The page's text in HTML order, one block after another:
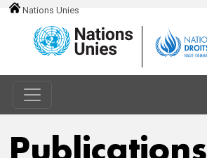
Nations Unies
Publications